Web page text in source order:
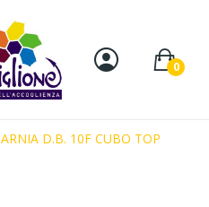
0
ARNIA D.B. 10F CUBO TOP